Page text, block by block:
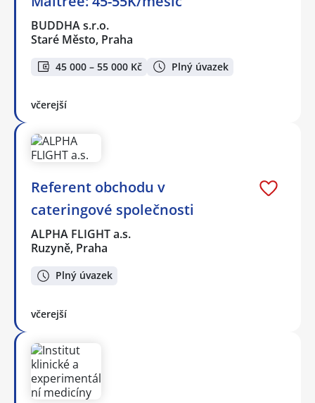
BUDDHA s.r.o.
Staré Město, Praha
45 000 – 55 000 Kč Plný úvazek
včerejší
Referent obchodu v
cateringové společnosti
ALPHA FLIGHT a.s.
Ruzyně, Praha
Plný úvazek
včerejší